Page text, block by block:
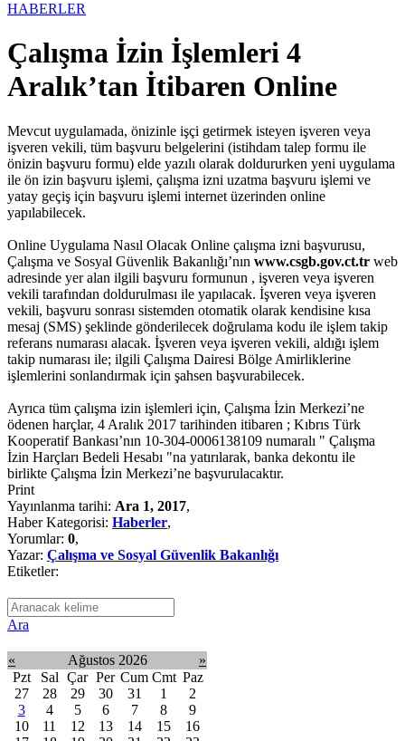
HABERLER
Çalışma İzin İşlemleri 4
Aralık’tan İtibaren Online
Mevcut uygulamada, önizinle işçi getirmek isteyen işveren veya
işveren vekili, tüm başvuru belgelerini (istihdam talep formu ile
önizin başvuru formu) elde yazılı olarak doldururken yeni uygulama
ile ön izin başvuru işlemi, çalışma izni uzatma başvuru işlemi ve
yatay geçiş için başvuru işlemi internet üzerinden online
yapılabilecek.
Online Uygulama Nasıl Olacak Online çalışma izni başvurusu,
Çalışma ve Sosyal Güvenlik Bakanlığı’nın www.csgb.gov.ct.tr web
adresinde yer alan ilgili başvuru formunun , işveren veya işveren
vekili tarafından doldurulması ile yapılacak. İşveren veya işveren
vekili, başvuru sonrası sistemden otomatik olarak kendisine kısa
mesaj (SMS) şeklinde gönderilecek doğrulama kodu ile işlem takip
referans numarası alacak. İşveren veya işveren vekili, aldığı işlem
takip numarası ile; ilgili Çalışma Dairesi Bölge Amirliklerine
işlemlerini sonlandırmak için şahsen başvurabilecek.
Ayrıca tüm çalışma izin işlemleri için, Çalışma İzin Merkezi’ne
ödenen harçlar, 4 Aralık 2017 tarihinden itibaren ; Kıbrıs Türk
Kooperatif Bankası’nın 10-304-0006138109 numaralı " Çalışma
İzin Harçları Bedeli Hesabı "na yatırılarak, banka dekontu ile
birlikte Çalışma İzin Merkezi’ne başvurulacaktır.
Print
Yayınlanma tarihi: Ara 1, 2017,
Haber Kategorisi: Haberler,
Yorumlar: 0,
Yazar: Çalışma ve Sosyal Güvenlik Bakanlığı
Etiketler:
Ara
« Ağustos 2026
»
Pzt
Sal Çar Per Cum Cmt Paz
27
28 29 30 31 1
2
3
4 5 6 7 8
9
10
11 12 13 14 15
16